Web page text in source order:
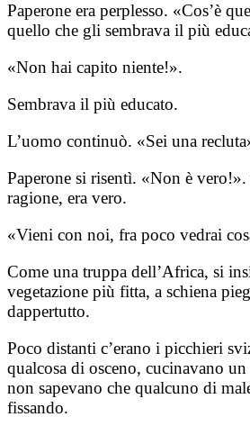
Paperone era perplesso. «Cos’è
quello che gli sembrava il più
«Non hai capito niente!».
Sembrava il più educato.
L’uomo continuò. «Sei una
Paperone si risentì. «Non è
ragione, era vero.
«Vieni con noi, fra poco vedrai
Come una truppa dell’Africa, si
vegetazione più fitta, a schiena
dappertutto.
Poco distanti c’erano i picchieri
qualcosa di osceno, cucinavano
non sapevano che qualcuno di
fissando.